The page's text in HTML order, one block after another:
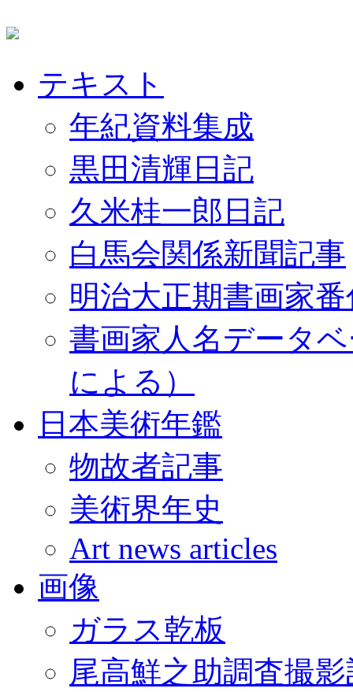
テキスト
年紀資料集成
黒田清輝日記
久米桂一郎日記
白馬会関係新聞記事
明治大正期書画家
書画家人名データ
による）
日本美術年鑑
物故者記事
美術界年史
Art news articles
画像
ガラス乾板
尾高鮮之助調査撮